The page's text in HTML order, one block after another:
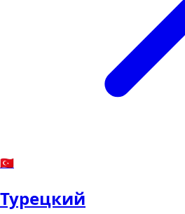
🇹🇷
Турецкий